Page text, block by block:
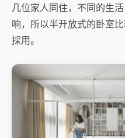
几位家人同住，不同的生
响，所以半开放式的卧室
採用。